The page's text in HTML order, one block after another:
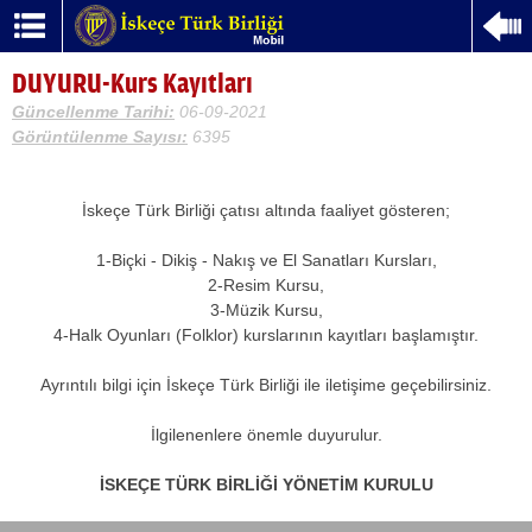
DUYURU-Kurs Kayıtları
Güncellenme Tarihi: 06-09-2021
Görüntülenme Sayısı: 6395
İskeçe Türk Birliği çatısı altında faaliyet gösteren;
1-Biçki - Dikiş - Nakış ve El Sanatları Kursları,
2-Resim Kursu,
3-Müzik Kursu,
4-Halk Oyunları (Folklor) kurslarının kayıtları başlamıştır.
Ayrıntılı bilgi için İskeçe Türk Birliği ile iletişime geçebilirsiniz.
İlgilenenlere önemle duyurulur.
İSKEÇE TÜRK BİRLİĞİ YÖNETİM KURULU